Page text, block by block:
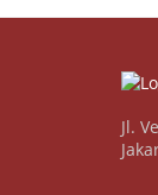
Jl.